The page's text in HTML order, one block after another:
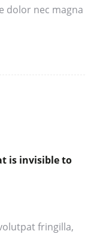
dolor nec magna
is invisible to
fringilla,